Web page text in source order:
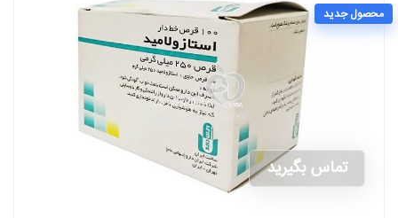
محصول جدید
تماس بگیرید